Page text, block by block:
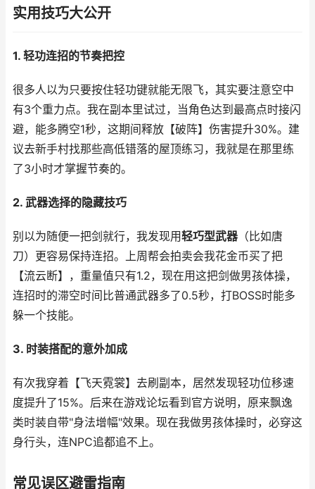
实用技巧大公开
1. 轻功连招的节奏把控
很多人以为只要按住轻功键就能无限飞，其实要注意空中
有3个重力点。我在副本里试过，当角色达到最高点时接闪
避，能多腾空1秒，这期间释放【破阵】伤害提升30%。建
议去新手村找那些高低错落的屋顶练习，我就是在那里练
了3小时才掌握节奏的。
2. 武器选择的隐藏技巧
别以为随便一把剑就行，我发现用轻巧型武器（比如唐
刀）更容易保持连招。上周帮会拍卖会我花金币买了把
【流云断】，重量值只有1.2，现在用这把剑做男孩体操，
连招时的滞空时间比普通武器多了0.5秒，打BOSS时能多
躲一个技能。
3. 时装搭配的意外加成
有次我穿着【飞天霓裳】去刷副本，居然发现轻功位移速
度提升了15%。后来在游戏论坛看到官方说明，原来飘逸
类时装自带"身法增幅"效果。现在我做男孩体操时，必穿这
身行头，连NPC追都追不上。
常见误区避雷指南